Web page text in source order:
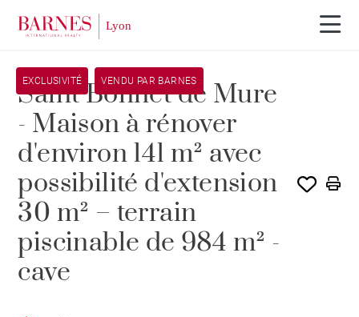
EXCLUSIVITÉ VENDU PAR BARNES
Saint Bonnet de Mure
- Maison à rénover
d'environ 141 m² avec
possibilité d'extension
30 m² – terrain
piscinable de 984 m² -
cave